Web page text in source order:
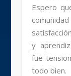
Espero
y
fue
todo bien.